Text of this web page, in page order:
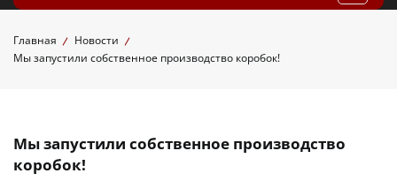
Главная
Новости
Мы запустили собственное производство коробок!
Мы запустили собственное производство
коробок!